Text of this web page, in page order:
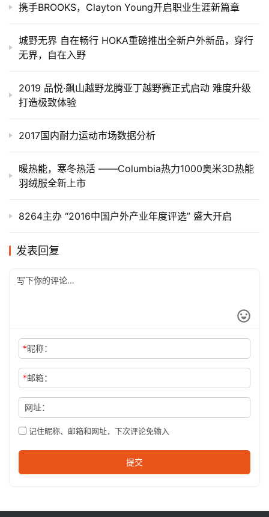
携手BROOKS，Clayton Young开启职业生涯新篇章
城野无界 自在畅行 HOKA重磅推出全新户外新品，穿行
无界，自在入野
2019 品悦·飙山越野龙腾亚丁越野赛正式启动 难度升级
打造极致体验
2017国内耐力运动市场数据分析
暖热能，寒冬热活 ——Columbia热力1000奥米3D热能
羽绒服全新上市
8264主办 “2016中国户外产业年度评选” 盛大开启
发表回复
*昵称：
*邮箱：
网址：
记住昵称、邮箱和网址，下次评论免输入
提交